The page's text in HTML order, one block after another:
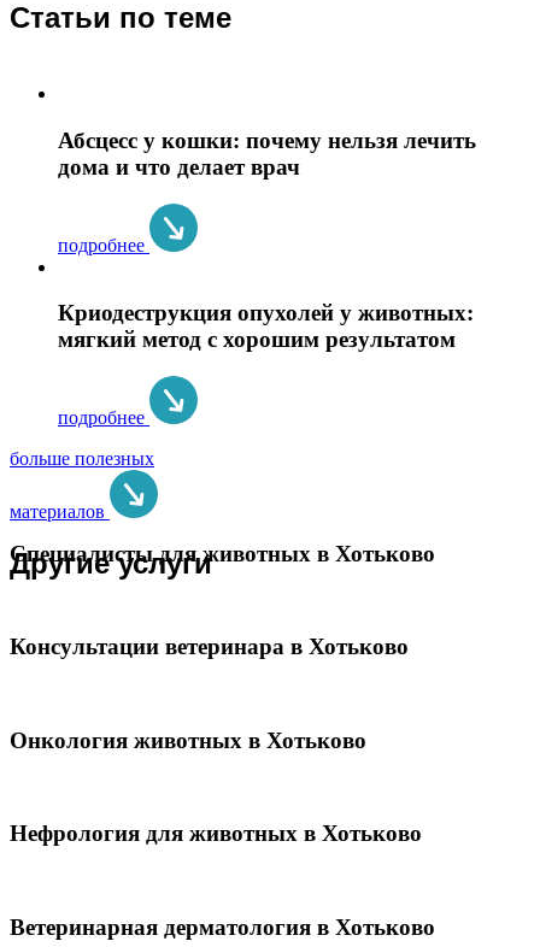
Статьи по теме
Абсцесс у кошки: почему нельзя лечить
дома и что делает врач
подробнее
Криодеструкция опухолей у животных:
мягкий метод с хорошим результатом
подробнее
больше полезных
материалов
Другие услуги
Специалисты для животных в Хотьково
Консультации ветеринара в Хотьково
Онкология животных в Хотьково
Нефрология для животных в Хотьково
Ветеринарная дерматология в Хотьково